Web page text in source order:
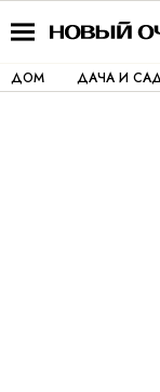
ДОМ ДАЧА И